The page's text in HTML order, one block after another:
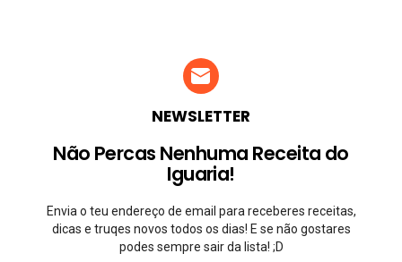
NEWSLETTER
Não Percas Nenhuma Receita do
Iguaria!
Envia o teu endereço de email para receberes receitas,
dicas e truqes novos todos os dias! E se não gostares
podes sempre sair da lista! ;D